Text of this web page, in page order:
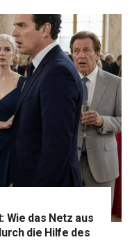
Wie das Netz aus
die Hilfe des